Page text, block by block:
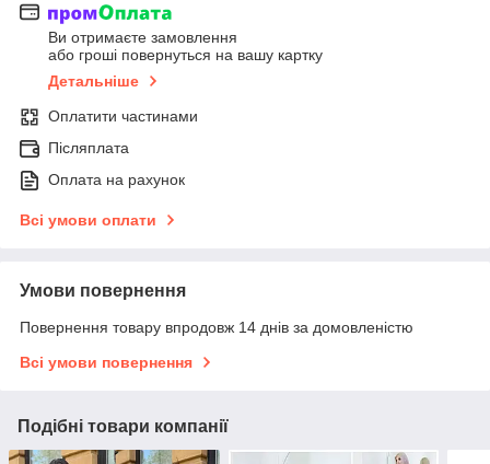
Ви отримаєте замовлення
або гроші повернуться на вашу картку
Детальніше
Оплатити частинами
Післяплата
Оплата на рахунок
Всі умови оплати
Умови повернення
Повернення товару впродовж 14 днів за домовленістю
Всі умови повернення
Подібні товари компанії